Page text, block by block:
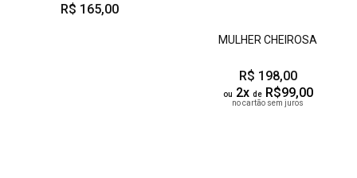
R$ 165,00
MULHER CHEIROSA
R$ 198,00
ou 2x de R$99,00
no cartão sem juros